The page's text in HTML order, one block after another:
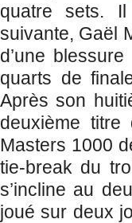
quatre sets. Il
suivante, Gaël
d’une
quarts de
Après son
deuxième
Masters 1000
tie-break du
s’incline au
joué sur deux